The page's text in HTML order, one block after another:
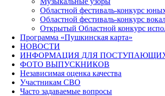
Областной фестиваль-конкурс
Областной фестиваль-конкурс
Открытый Областной конкурс
Программа «Пушкинская карта»
НОВОСТИ
ИНФОРМАЦИЯ ДЛЯ
ФОТО ВЫПУСКНИКОВ
Независимая оценка качества
Участникам СВО
Часто задаваемые вопросы